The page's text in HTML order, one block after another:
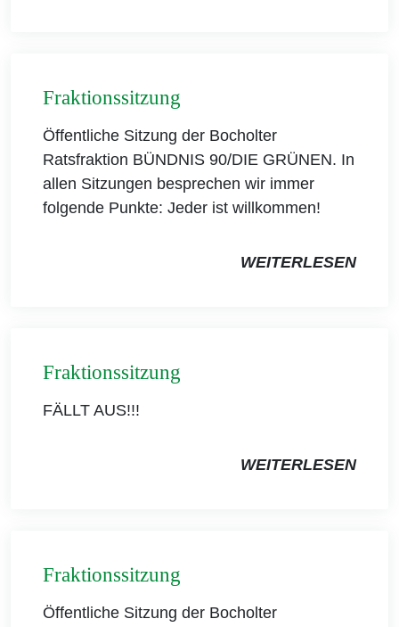
Fraktionssitzung
Öffentliche Sitzung der Bocholter
Ratsfraktion BÜNDNIS 90/DIE GRÜNEN. In
allen Sitzungen besprechen wir immer
folgende Punkte: Jeder ist willkommen!
WEITERLESEN
Fraktionssitzung
FÄLLT AUS!!!
WEITERLESEN
Fraktionssitzung
Öffentliche Sitzung der Bocholter